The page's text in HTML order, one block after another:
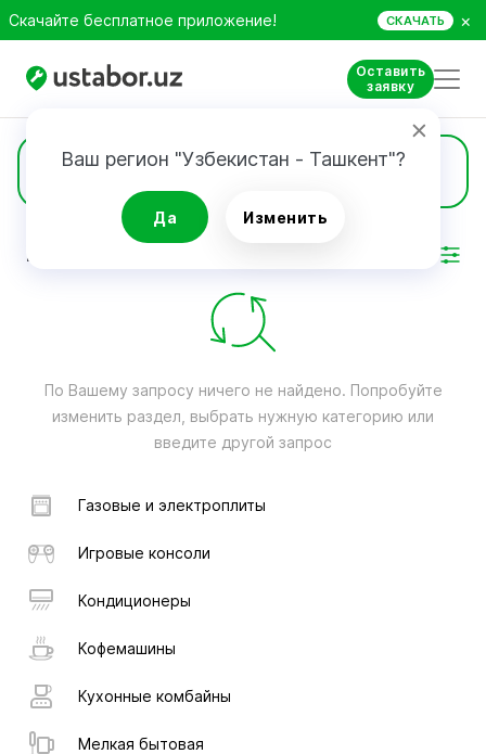
Скачайте бесплатное приложение! СКАЧАТЬ ×
Оставить
заявку
Ваш регион "Узбекистан - Ташкент"?
Да Изменить
Кондиционеры
РЕЗУЛЬТАТ
По Вашему запросу ничего не найдено. Попробуйте
изменить раздел, выбрать нужную категорию или
введите другой запрос
Газовые и электроплиты
Игровые консоли
Кондиционеры
Кофемашины
Кухонные комбайны
Мелкая бытовая